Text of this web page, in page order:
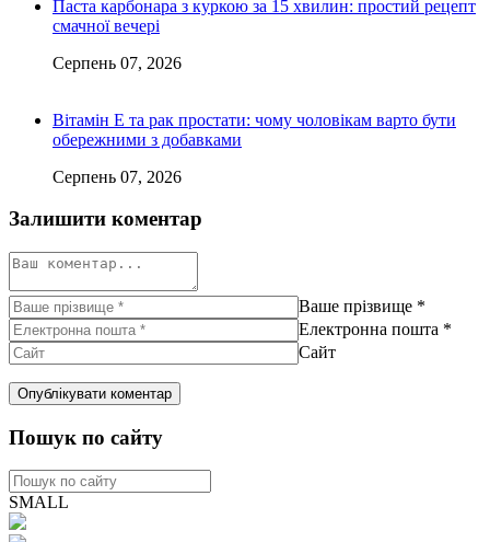
Паста карбонара з куркою за 15 хвилин: простий рецепт
смачної вечері
Серпень 07, 2026
Вітамін Е та рак простати: чому чоловікам варто бути
обережними з добавками
Серпень 07, 2026
Залишити коментар
Ваше прізвище *
Електронна пошта *
Сайт
Пошук по сайту
SMALL